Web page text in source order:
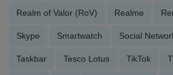
Realm of Valor (RoV) Realme
Skype Smartwatch Social
Taskbar Tesco Lotus TikTok